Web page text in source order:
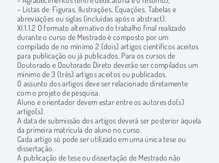
– Listas de: Figuras, Ilustrações, Equações, Tabelas e
abreviações ou siglas (incluídas após o abstract).
XI.1.1.2 O formato alternativo do trabalho final realizado
durante o curso de Mestrado é composto por um
compilado de no mínimo 2 (dois) artigos científicos aceitos
para publicação ou já publicados. Para os cursos de
Doutorado e Doutorado Direto deverão ser compilados um
mínimo de 3 (três) artigos aceitos ou publicados.
O assunto dos artigos deve ser relacionado diretamente
com o projeto de pesquisa.
Aluno e orientador devem estar entre os autores do(s)
artigo(s).
A data de submissão dos artigos deverá ser posterior àquela
da primeira matrícula do aluno no curso.
Cada artigo só pode ser utilizado em uma única tese ou
dissertação.
A publicação de tese ou dissertação de Mestrado não